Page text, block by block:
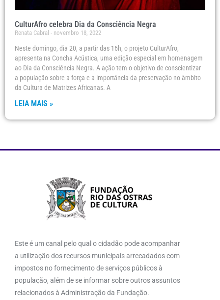
CulturAfro celebra Dia da Consciência Negra
Renata Cabral novembro 18, 2022
Neste domingo, dia 20, a partir das 16h, o projeto CulturAfro,
apresenta na Concha Acústica, uma edição especial em homenagem
ao Dia da Consciência Negra. A ação tem o objetivo de conscientizar
a população sobre a força e a importância da preservação no âmbito
da Cultura de Matrizes Africanas. A
LEIA MAIS »
Este é um canal pelo qual o cidadão pode acompanhar
a utilização dos recursos municipais arrecadados com
impostos no fornecimento de serviços públicos à
população, além de se informar sobre outros assuntos
relacionados à Administração da Fundação.